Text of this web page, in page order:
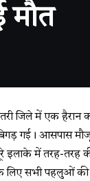
मौत
जिले में एक हैरान
गई। आसपास
इलाके में तरह-
लिए सभी पहलुओं की